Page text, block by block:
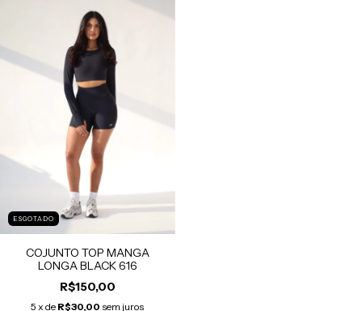
ESGOTADO
COJUNTO TOP MANGA
LONGA BLACK 616
R$150,00
5 x de R$30,00 sem juros